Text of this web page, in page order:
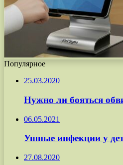
Популярное
25.03.2020
Нужно ли бояться
06.05.2021
Ушные инфекции у
27.08.2020